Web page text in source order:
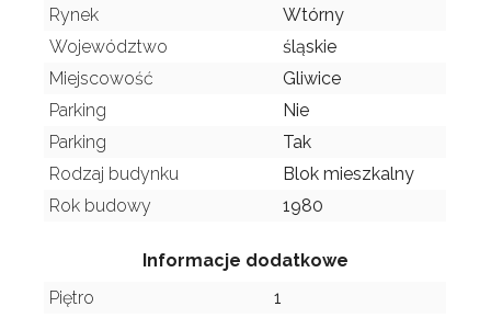
Rynek
Wtórny
Województwo
śląskie
Miejscowość
Gliwice
Parking
Nie
Parking
Tak
Rodzaj budynku
Blok mieszkalny
Rok budowy
1980
Informacje dodatkowe
Piętro
1